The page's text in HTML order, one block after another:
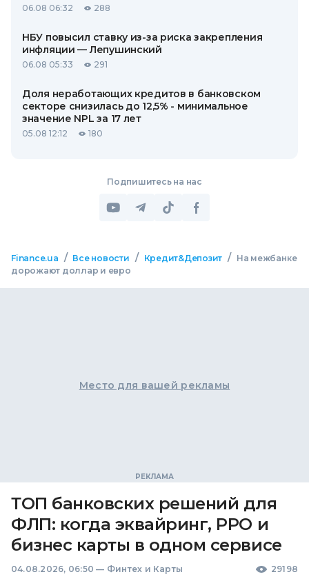
06.08 06:32 288
НБУ повысил ставку из-за риска закрепления
инфляции — Лепушинский
06.08 05:33 291
Доля неработающих кредитов в банковском
секторе снизилась до 12,5% - минимальное
значение NPL за 17 лет
05.08 12:12 180
Подпишитесь на нас
Finance.ua / Все новости / Кредит&Депозит /
На межбанке
дорожают доллар и евро
Место для вашей рекламы
ТОП банковских решений для
ФЛП: когда эквайринг, РРО и
бизнес карты в одном сервисе
04.08.2026, 06:50 — Финтех и Карты 29198